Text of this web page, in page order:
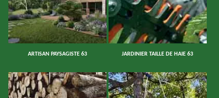
ARTISAN PAYSAGISTE 63 JARDINIER TAILLE DE HAIE 63